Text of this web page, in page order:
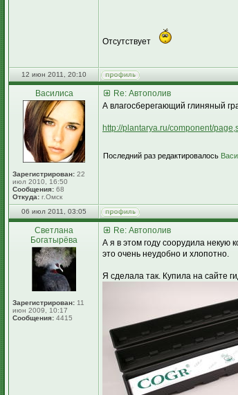
Отсутствует
12 июн 2011, 20:10
Василиса
Зарегистрирован: 22
июл 2010, 16:50
Сообщения: 68
Откуда: г.Омск
Re: Автополив
А влагосберегающий глиняный
http://plantarya.ru/component/
Последний раз редактировалось
06 июл 2011, 03:05
Светлана
Богатырёва
Зарегистрирован: 11
июн 2009, 10:17
Сообщения: 4415
Re: Автополив
А я в этом году соорудила некую
это очень неудобно и хлопотно.
Я сделала так. Купила на сайте